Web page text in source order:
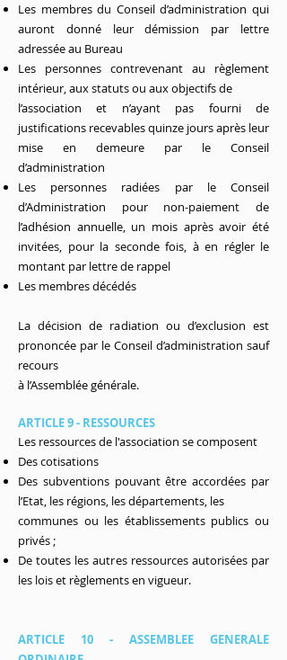
Les membres du Conseil d’administration qui
auront donné leur démission par lettre
adressée au Bureau
Les personnes contrevenant au règlement
intérieur, aux statuts ou aux objectifs de
l’association et n’ayant pas fourni de
justifications recevables quinze jours après leur
mise en demeure par le Conseil
d’administration
Les personnes radiées par le Conseil
d’Administration pour non-paiement de
l’adhésion annuelle, un mois après avoir été
invitées, pour la seconde fois, à en régler le
montant par lettre de rappel
Les membres décédés
La décision de radiation ou d’exclusion est
prononcée par le Conseil d’administration sauf
recours
à l’Assemblée générale.
ARTICLE 9 - RESSOURCES
Les ressources de l'association se composent
Des cotisations
Des subventions pouvant être accordées par
l’Etat, les régions, les départements, les
communes ou les établissements publics ou
privés ;
De toutes les autres ressources autorisées par
les lois et règlements en vigueur.
ARTICLE 10 - ASSEMBLEE GENERALE